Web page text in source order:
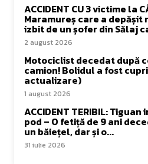
ACCIDENT CU 3 victime la
Maramureș care a
izbit de un șofer din Sălaj
2 august 2026
Motociclist decedat după
camion! Bolidul a fost
actualizare)
1 august 2026
ACCIDENT TERIBIL:
pod – O fetiță de 9 ani
un băiețel, dar și o...
31 iulie 2026